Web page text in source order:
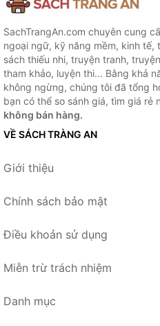
SachTrangAn.com chuyên cung
ngoại ngữ, kỹ năng mềm, kinh
sách thiếu nhi, truyện tranh,
tham khảo, luyện thi... Bằng khả
không ngừng, chúng tôi đã tổng
bạn có thể so sánh giá, tìm giá rẻ
không bán hàng.
VỀ SÁCH TRÀNG AN
Giới thiệu
Chính sách bảo mật
Điều khoản sử dụng
Miễn trừ trách nhiệm
Danh mục